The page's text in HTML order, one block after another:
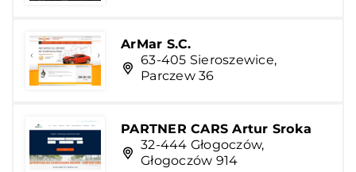
ArMar S.C.
63-405 Sieroszewice,
Parczew 36
PARTNER CARS Artur Sroka
32-444 Głogoczów,
Głogoczów 914